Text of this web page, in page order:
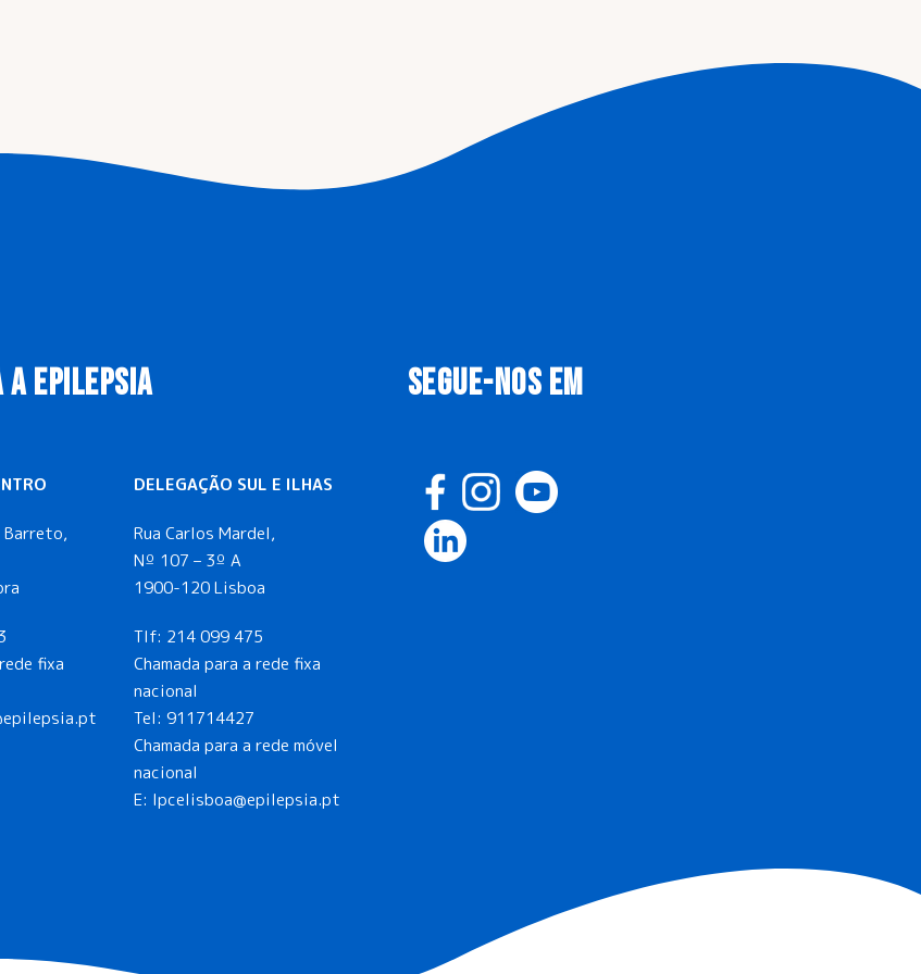
A EPILEPSIA
Barreto,
fixa
DELEGAÇÃO SUL E ILHAS
Rua Carlos Mardel,
Nº 107 – 3º A
1900-120 Lisboa
Tlf: 214 099 475
Chamada para a rede fixa
nacional
Tel:911714427
Chamada para a rede móvel
nacional
E: lpcelisboa@epilepsia.pt
SEGUE-NOS EM